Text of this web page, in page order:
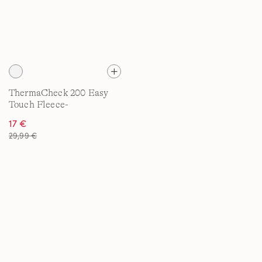
ThermaCheck 200 Easy
Touch Fleece-
17 €
29,99 €